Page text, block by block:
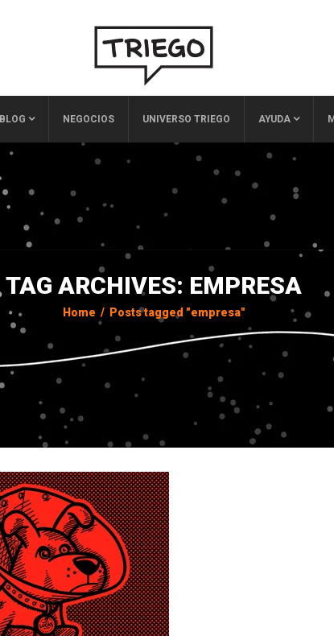
BLOG NEGOCIOS UNIVERSO TRIEGO AYUDA
TAG ARCHIVES: EMPRESA
Home / Posts tagged "empresa"